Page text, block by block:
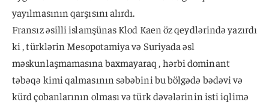
yayılmasının qarşısını alırdı.
Fransız əsilli islamşünas Klod Kaen öz qeydlərində yazırdı
ki , türklərin Mesopotamiya və Suriyada əsl
məskunlaşmamasına baxmayaraq , hərbi dominant
təbəqə kimi qalmasının səbəbini bu bölgədə bədəvi və
kürd çobanlarının olması və türk dəvələrinin isti iqlimə